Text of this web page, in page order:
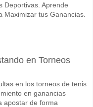
Deportivas. Aprende
Maximizar tus Ganancias.
en Torneos
en los torneos de tenis
en ganancias
apostar de forma